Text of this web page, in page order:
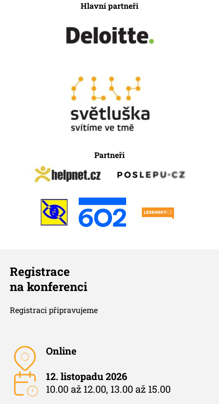
Hlavní partneři
Partneři
Registrace
na konferenci
Registraci připravujeme
Online
12. listopadu 2026
10.00 až 12.00, 13.00 až 15.00